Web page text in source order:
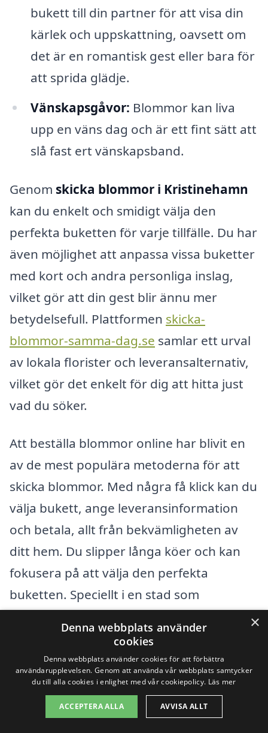
bukett till din partner för att visa din
kärlek och uppskattning, oavsett om
det är en romantisk gest eller bara för
att sprida glädje.
Vänskapsgåvor: Blommor kan liva
upp en väns dag och är ett fint sätt att
slå fast ert vänskapsband.
Genom skicka blommor i Kristinehamn
kan du enkelt och smidigt välja den
perfekta buketten för varje tillfälle. Du har
även möjlighet att anpassa vissa buketter
med kort och andra personliga inslag,
vilket gör att din gest blir ännu mer
betydelsefull. Plattformen skicka-
blommor-samma-dag.se samlar ett urval
av lokala florister och leveransalternativ,
vilket gör det enkelt för dig att hitta just
vad du söker.
Att beställa blommor online har blivit en
av de mest populära metoderna för att
skicka blommor. Med några få klick kan du
välja bukett, ange leveransinformation
och betala, allt från bekvämligheten av
ditt hem. Du slipper långa köer och kan
fokusera på att välja den perfekta
buketten. Speciellt i en stad som
duktiga florister, kan det vara lätt att hitta
något som passar just din vän eller
familjemedlem.
Så nästa gång du behöver en fin gest, om
×
Denna webbplats använder
cookies
Denna webbplats använder cookies för att förbättra
användarupplevelsen. Genom att använda vår webbplats samtycker
du till alla cookies i enlighet med vår cookiepolicy. Läs mer
ACCEPTERA ALLA AVVISA ALLT